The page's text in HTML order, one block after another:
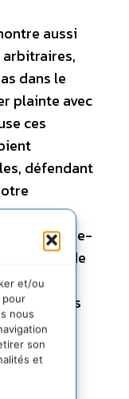
et/ou
pour
nous
son
et
aussi
dans le
plainte avec
ces
défendant
contre-
groupes de
à
pas
et la
lire,